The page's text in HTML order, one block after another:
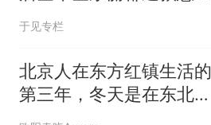
还是那么难？
于见专栏
北京人在东方红镇生活的
第三年，冬天是在东北过
冬还是回北京过冬